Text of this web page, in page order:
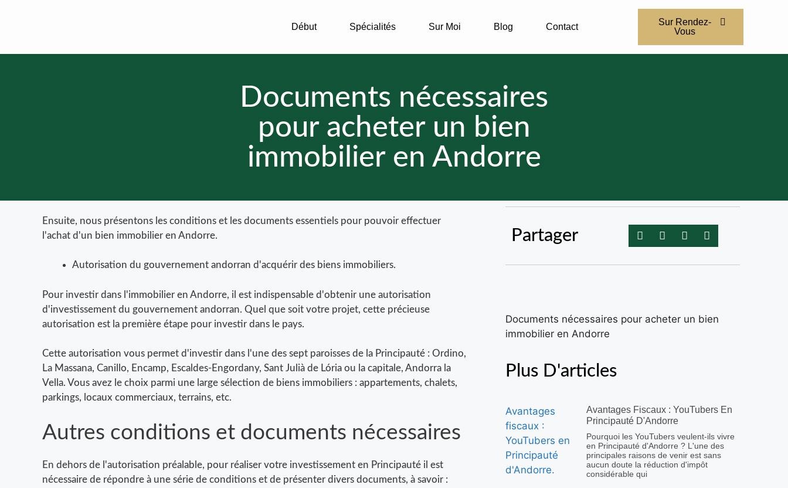
Début Spécialités Sur Moi Blog Contact
Sur Rendez-
Vous
Documents nécessaires
pour acheter un bien
immobilier en Andorre
Ensuite, nous présentons les conditions et les documents essentiels pour pouvoir effectuer
l'achat d'un bien immobilier en Andorre.
Autorisation du gouvernement andorran d'acquérir des biens immobiliers.
Pour investir dans l'immobilier en Andorre, il est indispensable d'obtenir une autorisation
d'investissement du gouvernement andorran. Quel que soit votre projet, cette précieuse
autorisation est la première étape pour investir dans le pays.
Cette autorisation vous permet d'investir dans l'une des sept paroisses de la Principauté : Ordino,
La Massana, Canillo, Encamp, Escaldes-Engordany, Sant Julià de Lória ou la capitale, Andorra la
Vella. Vous avez le choix parmi une large sélection de biens immobiliers : appartements, chalets,
parkings, locaux commerciaux, terrains, etc.
Autres conditions et documents nécessaires
En dehors de l'autorisation préalable, pour réaliser votre investissement en Principauté il est
nécessaire de répondre à une série de conditions et de présenter divers documents, à savoir :
Partager
Plus D'articles
Avantages Fiscaux : YouTubers En
Principauté D'Andorre
Pourquoi les YouTubers veulent-ils vivre
en Principauté d'Andorre ? L'une des
principales raisons de venir est sans
aucun doute la réduction d'impôt
considérable qui